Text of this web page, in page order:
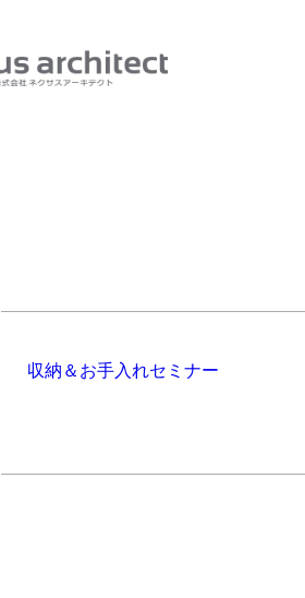
収納＆お手入れセミナー